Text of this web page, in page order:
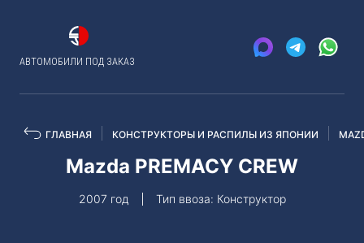
АВТОМОБИЛИ ПОД ЗАКАЗ
ГЛАВНАЯ КОНСТРУКТОРЫ И РАСПИЛЫ ИЗ ЯПОНИИ
Mazda PREMACY CREW
2007 год Тип ввоза: Конструктор